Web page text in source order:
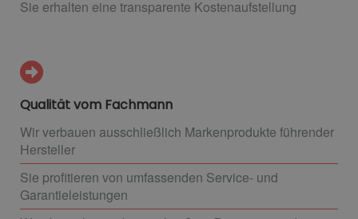
Sie erhalten eine transparente Kostenaufstellung
Qualität vom Fachmann
Wir verbauen ausschließlich Markenprodukte führender
Hersteller
Sie profitieren von umfassenden Service- und
Garantieleistungen